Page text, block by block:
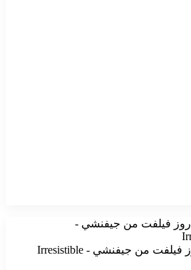
عطر اريسيستيبل روز فيلفت من جيفنشي - Irresistible